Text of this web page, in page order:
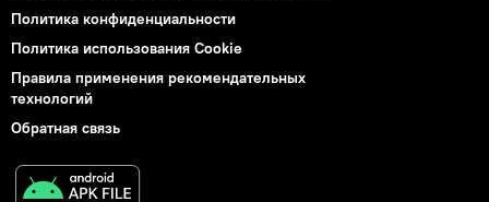
Политика конфиденциальности
Политика использования Cookie
Правила применения рекомендательных
технологий
Обратная связь